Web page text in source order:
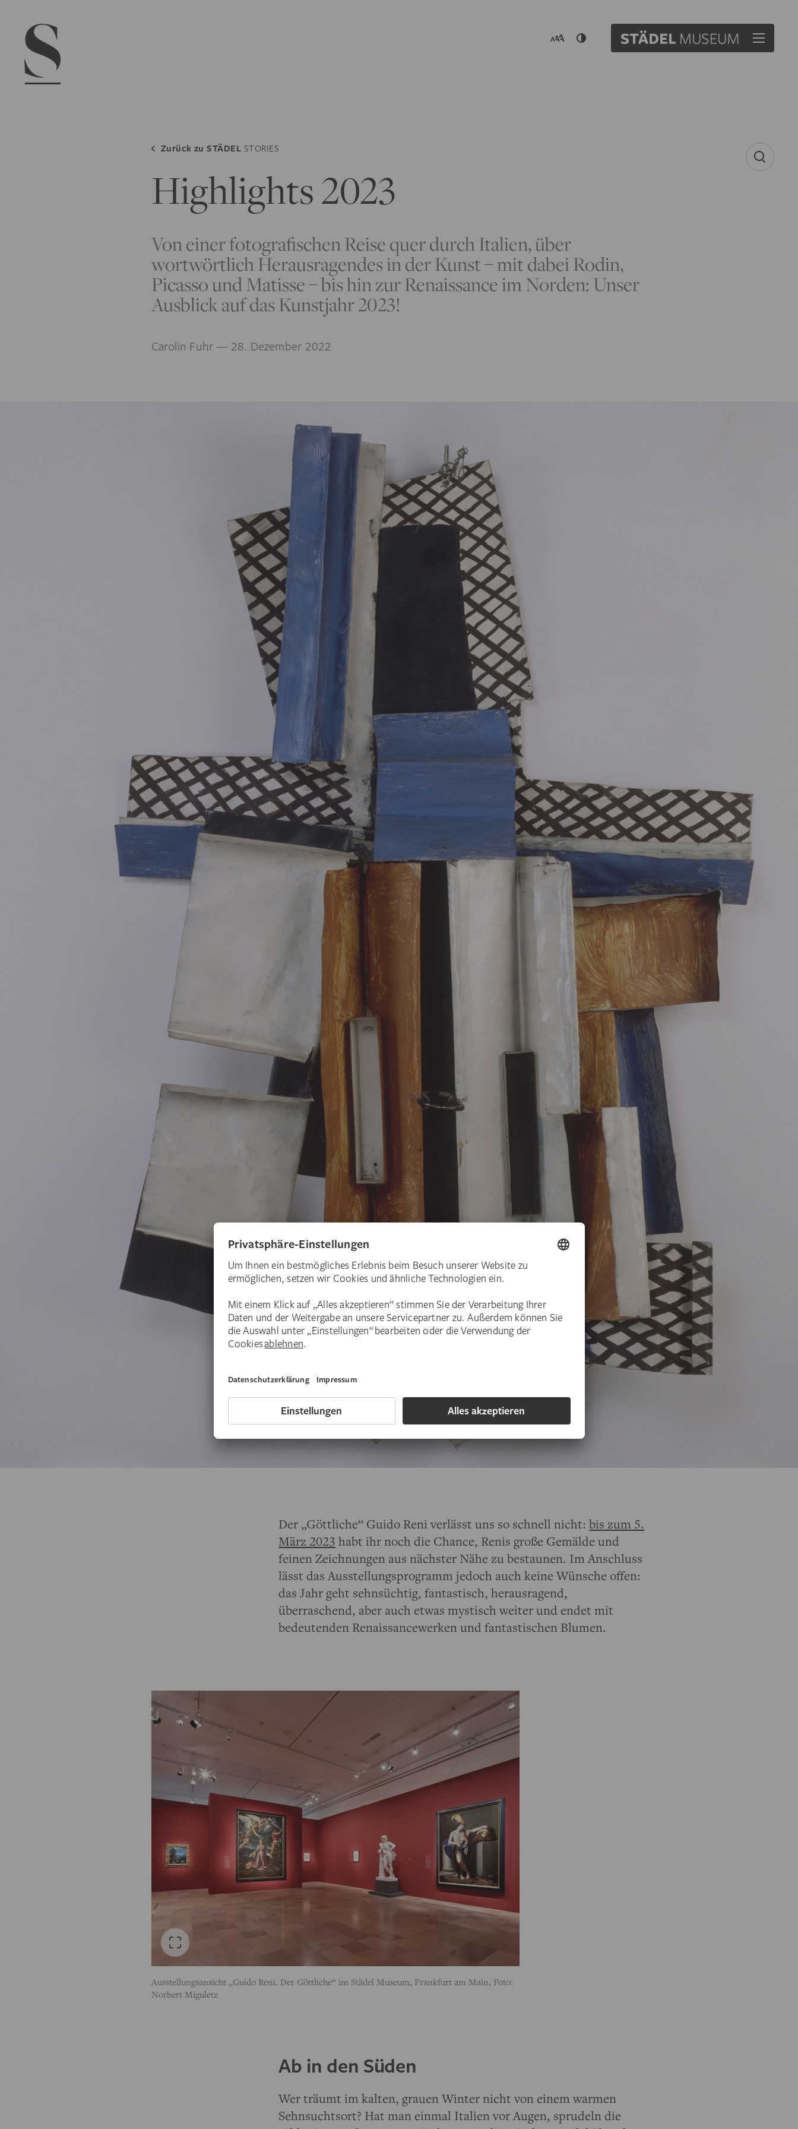
Zurück zuSTÄDEL STORIES
Highlights 2023
Von einer fotografischen Reise quer durch Italien, über
wortwörtlich Herausragendes in der Kunst – mit dabei Rodin,
Picasso und Matisse – bis hin zur Renaissance im Norden: Unser
Ausblick auf das Kunstjahr 2023!
Carolin Fuhr— 28. Dezember 2022
Der „Göttliche“ Guido Reni verlässt uns so schnell nicht:bis zum 5.
März 2023 habt ihr noch die Chance, Renis große Gemälde und
feinen Zeichnungen aus nächster Nähe zu bestaunen. Im Anschluss
lässt das Ausstellungsprogramm jedoch auch keine Wünsche offen:
das Jahr geht sehnsüchtig, fantastisch, herausragend,
überraschend, aber auch etwas mystisch weiter und endet mit
bedeutenden Renaissancewerken und fantastischen Blumen.
Ausstellungsansicht „Guido Reni. Der Göttliche“ im Städel Museum, Frankfurt am Main, Foto:
Norbert Miguletz
Ab in den Süden
Wer träumt im kalten, grauen Winter nicht von einem warmen
Sehnsuchtsort? Hat man einmal Italien vor Augen, sprudeln die